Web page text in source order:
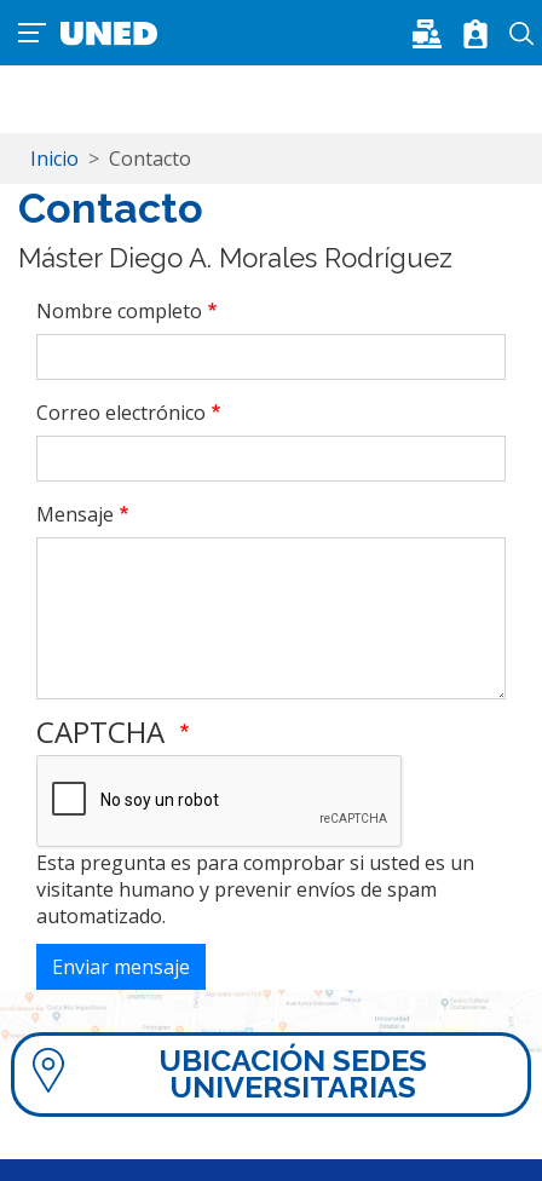
Pasar al contenido principal
Inicio Contacto
Contacto
Máster Diego A. Morales Rodríguez
Nombre completo
Correo electrónico
Mensaje
CAPTCHA
Esta pregunta es para comprobar si usted es un
visitante humano y prevenir envíos de spam
automatizado.
Enviar mensaje
UBICACIÓN SEDES
UNIVERSITARIAS